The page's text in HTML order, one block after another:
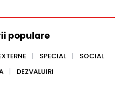
populare
SPECIAL
SOCIAL
DEZVALUIRI